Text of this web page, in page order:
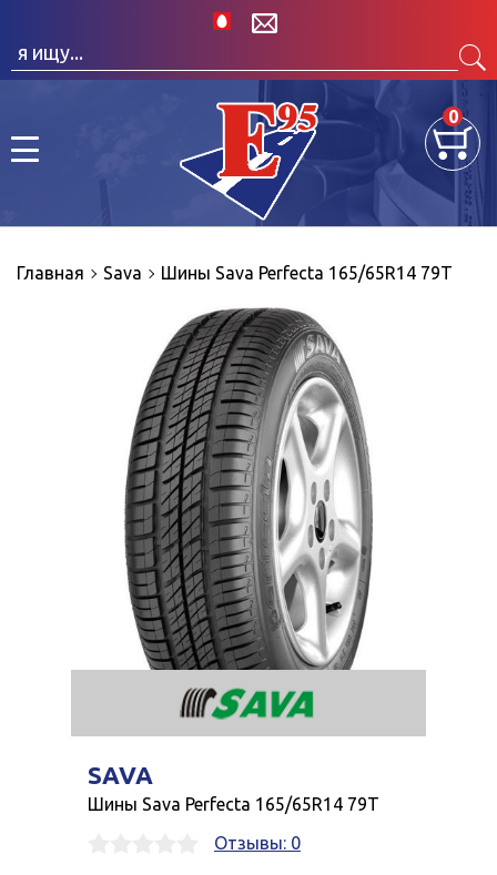
0
Главная Sava Шины Sava Perfecta 165/65R14 79T
SAVA
Шины Sava Perfecta 165/65R14 79T
Отзывы: 0